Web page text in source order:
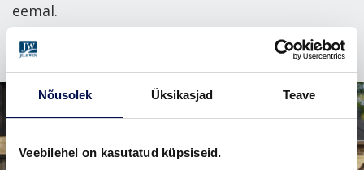
Nõusolek Üksikasjad Teave
Veebilehel on kasutatud küpsiseid.
eemal.